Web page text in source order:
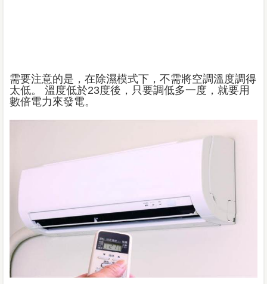
需要注意的是，在除濕模式下，不需將空調溫度調得
太低。 溫度低於23度後，只要調低多一度，就要用
數倍電力來發電。